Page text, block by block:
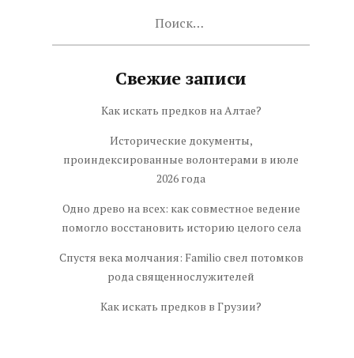
Свежие записи
Как искать предков на Алтае?
Исторические документы,
проиндексированные волонтерами в июле
2026 года
Одно древо на всех: как совместное ведение
помогло восстановить историю целого села
Спустя века молчания: Familio свел потомков
рода священнослужителей
Как искать предков в Грузии?